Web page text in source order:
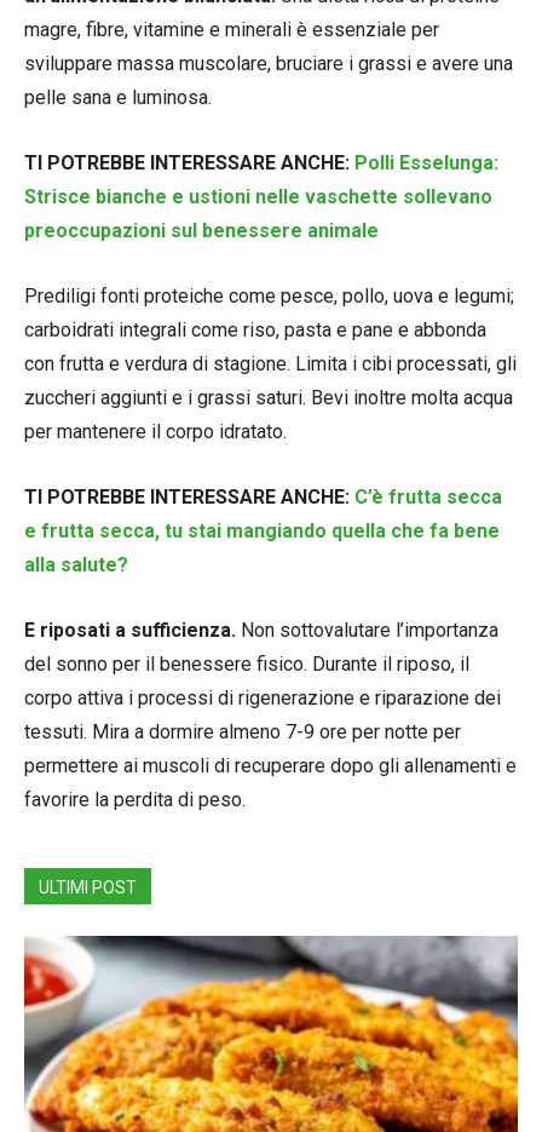
magre, fibre, vitamine e minerali è essenziale per
sviluppare massa muscolare, bruciare i grassi e avere una
pelle sana e luminosa.
TI POTREBBE INTERESSARE ANCHE: Polli Esselunga:
Strisce bianche e ustioni nelle vaschette sollevano
preoccupazioni sul benessere animale
Prediligi fonti proteiche come pesce, pollo, uova e legumi;
carboidrati integrali come riso, pasta e pane e abbonda
con frutta e verdura di stagione. Limita i cibi processati, gli
zuccheri aggiunti e i grassi saturi. Bevi inoltre molta acqua
per mantenere il corpo idratato.
TI POTREBBE INTERESSARE ANCHE: C’è frutta secca
e frutta secca, tu stai mangiando quella che fa bene
alla salute?
E riposati a sufficienza. Non sottovalutare l’importanza
del sonno per il benessere fisico. Durante il riposo, il
corpo attiva i processi di rigenerazione e riparazione dei
tessuti. Mira a dormire almeno 7-9 ore per notte per
permettere ai muscoli di recuperare dopo gli allenamenti e
favorire la perdita di peso.
ULTIMI POST